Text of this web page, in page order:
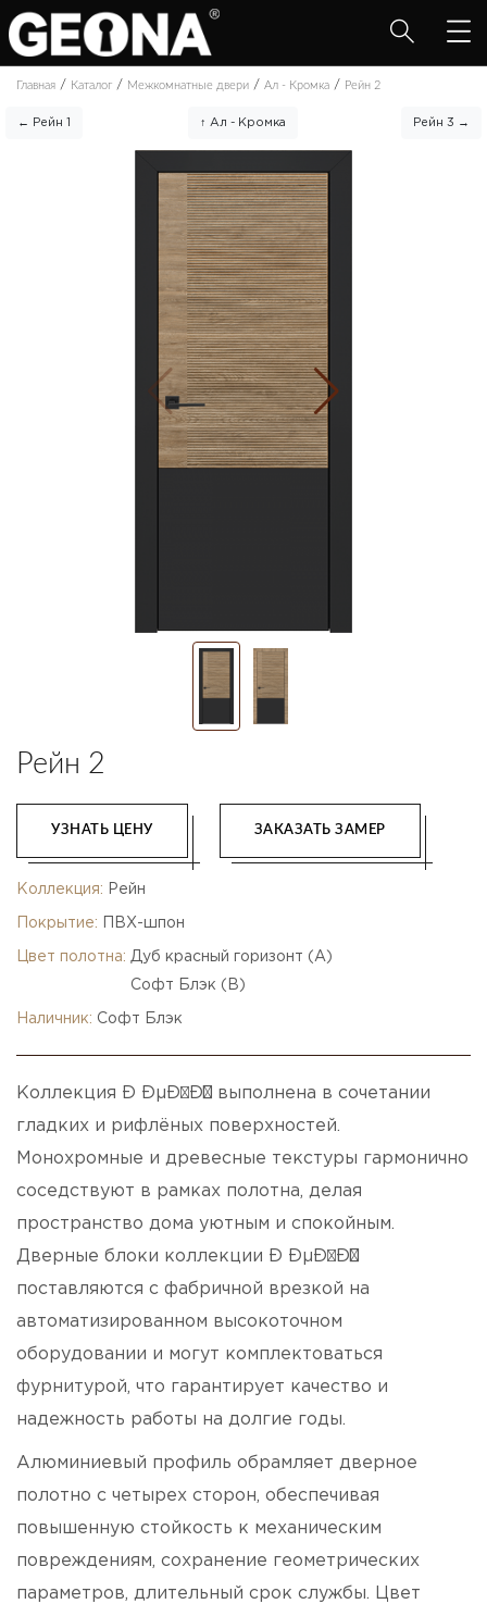
Главная / Каталог / Межкомнатные двери / Ал - Кромка / Рейн 2
← Рейн 1 ↑ Ал - Кромка Рейн 3 →
Рейн 2
УЗНАТЬ ЦЕНУ ЗАКАЗАТЬ ЗАМЕР
Коллекция: Рейн
Покрытие: ПВХ-шпон
Цвет полотна: Дуб красный горизонт (A)
Софт Блэк (B)
Наличник: Софт Блэк
Коллекция Ð ÐµÐ¹Ð½ выполнена в сочетании
гладких и рифлёных поверхностей.
Монохромные и древесные текстуры гармонично
соседствуют в рамках полотна, делая
пространство дома уютным и спокойным.
Дверные блоки коллекции Ð ÐµÐ¹Ð½
поставляются с фабричной врезкой на
автоматизированном высокоточном
оборудовании и могут комплектоваться
фурнитурой, что гарантирует качество и
надежность работы на долгие годы.
Алюминиевый профиль обрамляет дверное
полотно с четырех сторон, обеспечивая
повышенную стойкость к механическим
повреждениям, сохранение геометрических
параметров, длительный срок службы. Цвет